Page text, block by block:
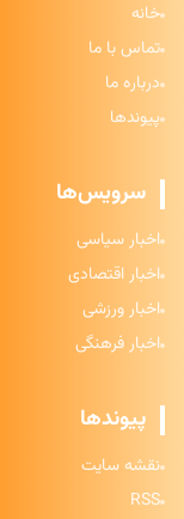
خانه
تماس با ما
درباره ما
پیوندها
سرویس‌ها
اخبار سیاسی
اخبار اقتصادی
اخبار ورزشی
اخبار فرهنگی
پیوندها
نقشه سایت
RSS